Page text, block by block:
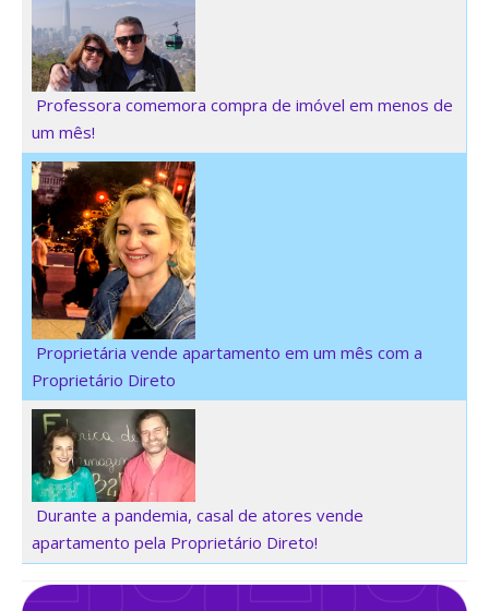
Professora comemora compra de imóvel em menos de
um mês!
Proprietária vende apartamento em um mês com a
Proprietário Direto
Durante a pandemia, casal de atores vende
apartamento pela Proprietário Direto!